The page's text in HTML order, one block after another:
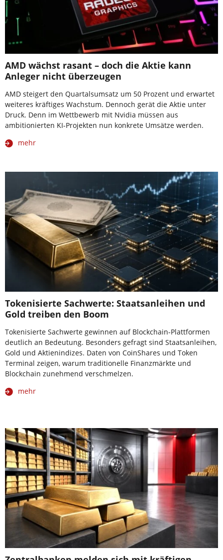
AMD wächst rasant – doch die Aktie kann
Anleger nicht überzeugen
AMD steigert den Quartalsumsatz um 50 Prozent und erwartet
weiteres kräftiges Wachstum. Dennoch gerät die Aktie unter
Druck. Denn im Wettbewerb mit Nvidia müssen aus
ambitionierten KI-Projekten nun konkrete Umsätze werden.
mehr
Tokenisierte Sachwerte: Staatsanleihen und
Gold treiben den Boom
Tokenisierte Sachwerte gewinnen auf Blockchain-Plattformen
deutlich an Bedeutung. Besonders gefragt sind Staatsanleihen,
Gold und Aktienindizes. Daten von CoinShares und Token
Terminal zeigen, warum traditionelle Finanzmärkte und
Blockchain zunehmend verschmelzen.
mehr